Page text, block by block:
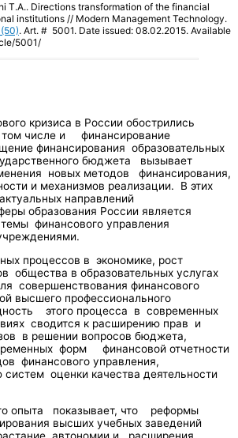
T.A.. Directions transformation of the financial
institutions // Modern Management Technology.
. Art. # 5001. Date issued: 08.02.2015. Available
5001/
кризиса в России обострились
том числе и финансирование
финансирования образовательных
бюджета вызывает
новых методов финансирования,
и механизмов реализации. В этих
направлений
образования России является
финансового управления
процессов в экономике, рост
общества в образовательных услугах
совершенствования финансового
высшего профессионального
этого процесса в современных
сводится к расширению прав и
в решении вопросов бюджета,
форм финансовой отчетности
финансового управления,
оценки качества деятельности
опыта показывает, что реформы
высших учебных заведений
автономии и расширения